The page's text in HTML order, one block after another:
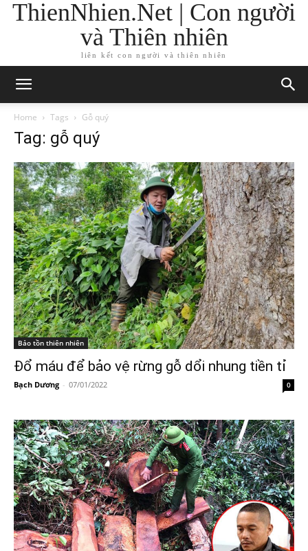
ThienNhien.Net | Con người
và Thiên nhiên
liên kết con người và thiên nhiên
Home Tags Gỗ quý
Tag: gỗ quý
Bảo tồn thiên nhiên
Đổ máu để bảo vệ rừng gỗ dổi nhung tiền tỉ
Bạch Dương - 07/01/2022 0